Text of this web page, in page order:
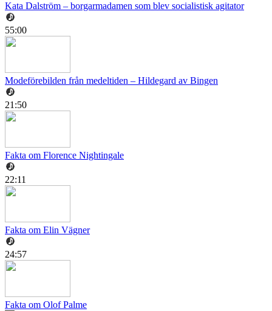
Kata Dalström – borgarmadamen som blev socialistisk agitator
55:00
Modeförebilden från medeltiden – Hildegard av Bingen
21:50
Fakta om Florence Nightingale
22:11
Fakta om Elin Vägner
24:57
Fakta om Olof Palme